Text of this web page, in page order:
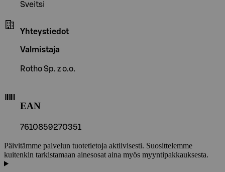
Sveitsi
Yhteystiedot
Valmistaja
Rotho Sp. z o.o.
EAN
7610859270351
Päivitämme palvelun tuotetietoja aktiivisesti. Suosittelemme
kuitenkin tarkistamaan ainesosat aina myös myyntipakkauksesta.